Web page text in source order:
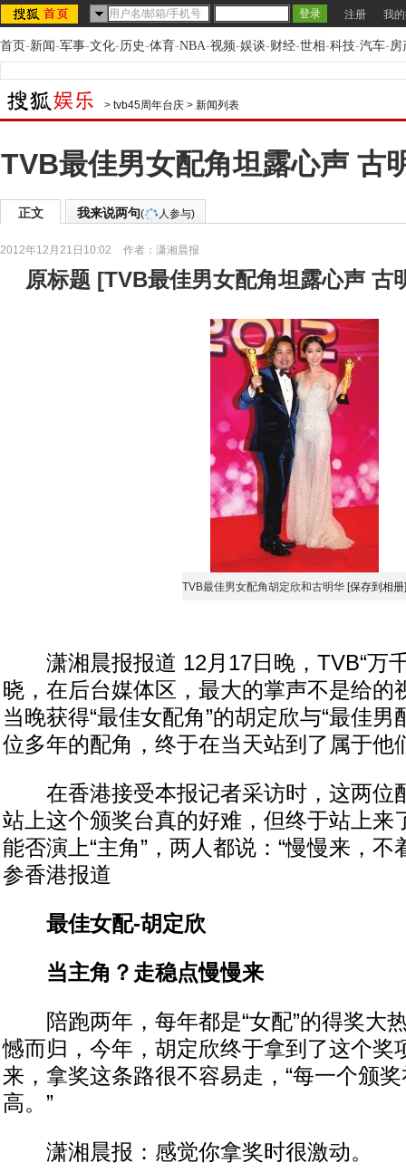
注册 我
首页-新闻-军事-文化-历史-体育-NBA-视频-娱谈-财经-世相-科技-汽车-房
> tvb45周年台庆 > 新闻列表
TVB最佳男女配角坦露心声 古
正文 我来说两句( 人参与)
2012年12月21日10:02 作者：潇湘晨报
原标题 [TVB最佳男女配角坦露心声 古
TVB最佳男女配角胡定欣和古明华 [保存到相册]
潇湘晨报报道 12月17日晚，TVB“万
晓，在后台媒体区，最大的掌声不是给的
当晚获得“最佳女配角”的胡定欣与“最佳男
位多年的配角，终于在当天站到了属于他
在香港接受本报记者采访时，这两位
站上这个颁奖台真的好难，但终于站上来
能否演上“主角”，两人都说：“慢慢来，不
参香港报道
最佳女配-胡定欣
当主角？走稳点慢慢来
陪跑两年，每年都是“女配”的得奖大
憾而归，今年，胡定欣终于拿到了这个奖
来，拿奖这条路很不容易走，“每一个颁
高。”
潇湘晨报：感觉你拿奖时很激动。